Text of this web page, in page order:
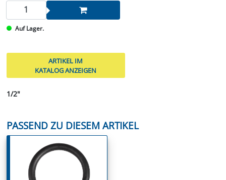
Auf Lager.
ARTIKEL IM
KATALOG ANZEIGEN
1/2"
PASSEND ZU DIESEM ARTIKEL